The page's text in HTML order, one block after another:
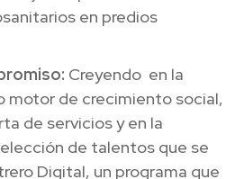
en predios
Creyendo en la
motor de crecimiento social,
de servicios y en la
de talentos que se
Digital, un programa que